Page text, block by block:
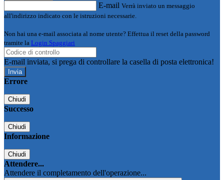
E-mail Verrà inviato un messaggio
all'indirizzo indicato con le istruzioni necessarie.
Non hai una e-mail associata al nome utente? Effettua il reset della password
tramite la Login Spaggiari
E-mail inviata, si prega di controllare la casella di posta elettronica!
Errore
Chiudi
Successo
Chiudi
Informazione
Chiudi
Attendere...
Attendere il completamento dell'operazione...